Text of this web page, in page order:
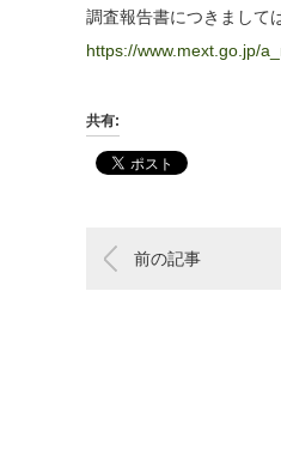
調査報告書につきまして
https://www.mext.go.jp/
共有:
前の記事